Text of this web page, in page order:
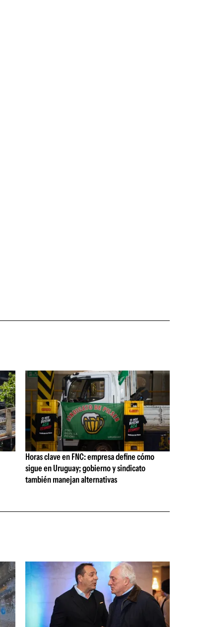
Horas clave en FNC: empresa define cómo
sigue en Uruguay; gobierno y sindicato
también manejan alternativas